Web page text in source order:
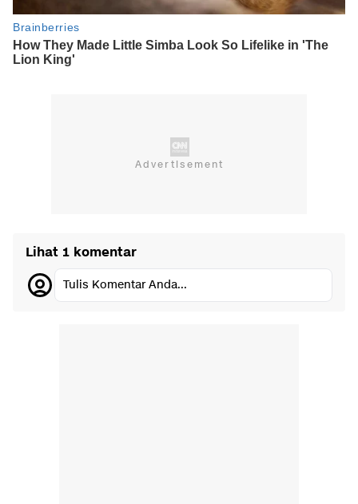
Lihat 1 komentar
Tulis Komentar Anda...